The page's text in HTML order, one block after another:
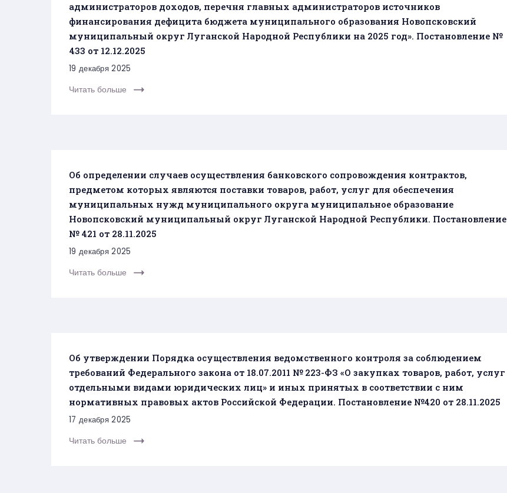
администраторов доходов, перечня главных администраторов источников
финансирования дефицита бюджета муниципального образования Новопсковский
муниципальный округ Луганской Народной Республики на 2025 год». Постановление №
433 от 12.12.2025
19 декабря 2025
Читать больше
Об определении случаев осуществления банковского сопровождения контрактов,
предметом которых являются поставки товаров, работ, услуг для обеспечения
муниципальных нужд муниципального округа муниципальное образование
Новопсковский муниципальный округ Луганской Народной Республики. Постановление
№ 421 от 28.11.2025
19 декабря 2025
Читать больше
Об утверждении Порядка осуществления ведомственного контроля за соблюдением
требований Федерального закона от 18.07.2011 № 223-ФЗ «О закупках товаров, работ, услуг
отдельными видами юридических лиц» и иных принятых в соответствии с ним
нормативных правовых актов Российской Федерации. Постановление №420 от 28.11.2025
17 декабря 2025
Читать больше